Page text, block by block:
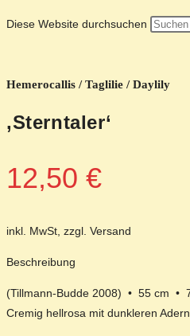
Diese Website durchsuchen
Hemerocallis / Taglilie / Daylily
‚Sterntaler‘
12,50 €
inkl. MwSt, zzgl. Versand
Beschreibung
(Tillmann-Budde 2008) • 55 cm
Cremig hellrosa mit dunkleren